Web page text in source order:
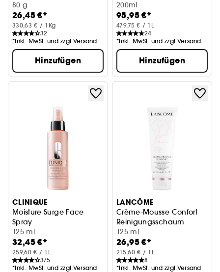
80 g
26,45 €*
330,63 € / 1Kg
32
*Inkl. MwSt. und zzgl.Versand
Hinzufügen
Reinigung
200ml
95,95 €*
479,75 € / 1L
24
*Inkl. MwSt. und zzgl.Versand
Hinzufügen
CLINIQUE
Moisture Surge Face
Spray
125 ml
32,45 €*
259,60 € / 1L
375
*Inkl. MwSt. und zzgl.Versand
LANCÔME
Crème-Mousse Confort
Reinigungsschaum
125 ml
26,95 €*
215,60 € / 1L
8
*Inkl. MwSt. und zzgl.Versand